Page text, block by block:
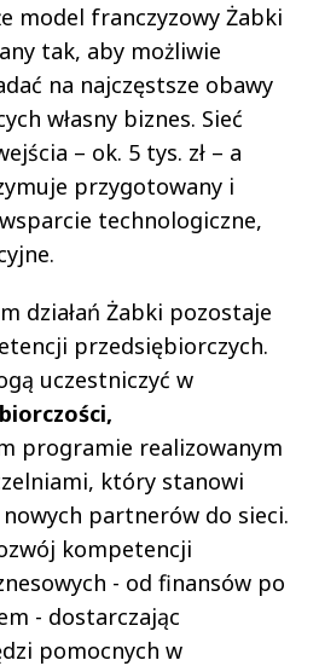
model franczyzowy Żabki
tak, aby możliwie
na najczęstsze obawy
własny biznes. Sieć
– ok. 5 tys. zł – a
przygotowany i
technologiczne,
działań Żabki pozostaje
przedsiębiorczych.
uczestniczyć w
programie realizowanym
który stanowi
partnerów do sieci.
kompetencji
- od finansów po
- dostarczając
pomocnych w